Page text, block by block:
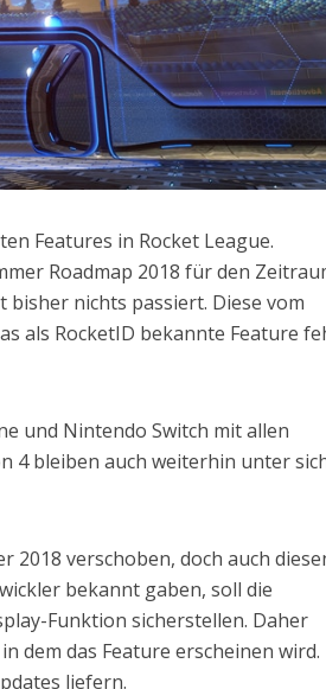
Features in Rocket League.
Roadmap 2018 für den
nichts passiert. Diese vom
als RocketID bekannte Feature
und Nintendo Switch mit allen
4 bleiben auch weiterhin unter
2018 verschoben, doch auch
bekannt gaben, soll die
Funktion sicherstellen. Daher
dem das Feature erscheinen wird.
liefern.